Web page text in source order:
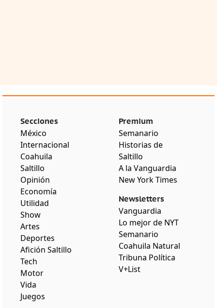
Secciones
México
Internacional
Coahuila
Saltillo
Opinión
Economía
Utilidad
Show
Artes
Deportes
Afición Saltillo
Tech
Motor
Vida
Juegos
Premium
Semanario
Historias de
Saltillo
A la Vanguardia
New York Times
Newsletters
Vanguardia
Lo mejor de NYT
Semanario
Coahuila Natural
Tribuna Política
V+List